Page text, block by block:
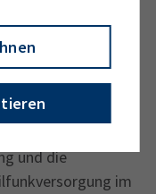
dem Thema
um die
und die
den
und die
im